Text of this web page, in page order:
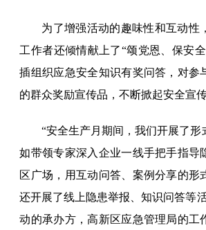
为了增强活动的趣味性和互动性
工作者还倾情献上了“颂党恩、保安
插组织应急安全知识有奖问答，对参
的群众奖励宣传品，不断掀起安全宣传
“安全生产月期间，我们开展了形
如带领专家深入企业一线手把手指导
区广场，用互动问答、案例分享的形
还开展了线上隐患举报、知识问答等
动的承办方，高新区应急管理局的工